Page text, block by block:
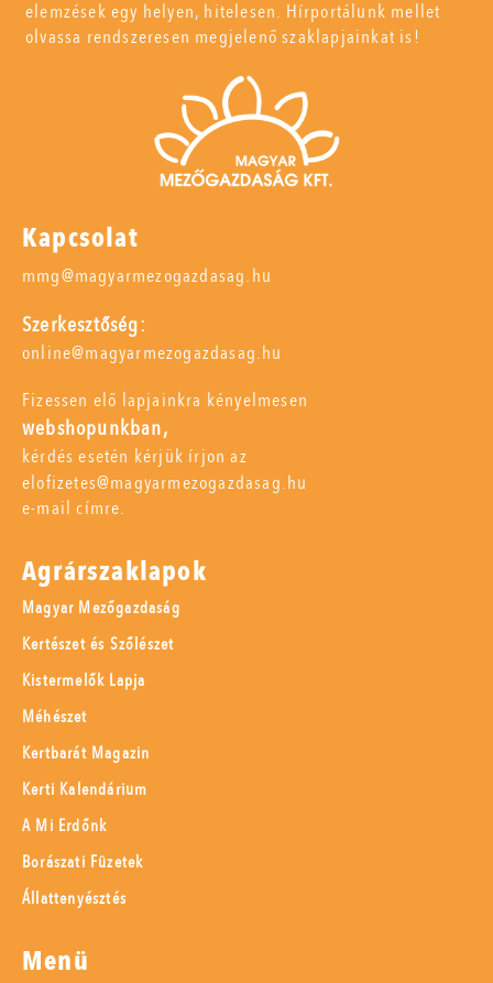
elemzések egy helyen, hitelesen. Hírportálunk mellet
olvassa rendszeresen megjelenő szaklapjainkat is!
Kapcsolat
mmg@magyarmezogazdasag.hu
Szerkesztőség:
online@magyarmezogazdasag.hu
Fizessen elő lapjainkra kényelmesen
webshopunkban,
kérdés esetén kérjük írjon az
elofizetes@magyarmezogazdasag.hu
e-mail címre.
Agrárszaklapok
Magyar Mezőgazdaság
Kertészet és Szőlészet
Kistermelők Lapja
Méhészet
Kertbarát Magazin
Kerti Kalendárium
A Mi Erdőnk
Borászati Füzetek
Állattenyésztés
Menü